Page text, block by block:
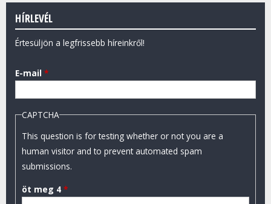
HÍRLEVÉL
Értesüljön a legfrissebb híreinkről!
E-mail *
CAPTCHA
This question is for testing whether or not you are a
human visitor and to prevent automated spam
submissions.
öt meg 4 *